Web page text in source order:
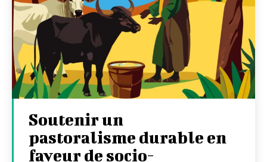
Soutenir un
pastoralisme durable en
faveur de socio-